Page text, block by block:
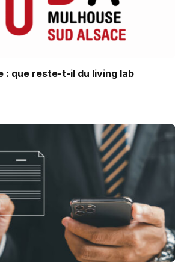
: que reste-t-il du living lab